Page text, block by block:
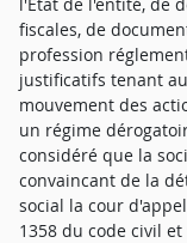
fiscales, de
profession
justificatifs tenant
mouvement des
un régime
considéré que la
convaincant de la
social la cour
1358 du code civil